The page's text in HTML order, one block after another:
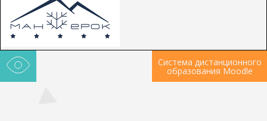
Система дистанционного
образования Moodle